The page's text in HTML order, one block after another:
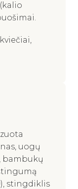
uogų
bambukų
stingdiklis